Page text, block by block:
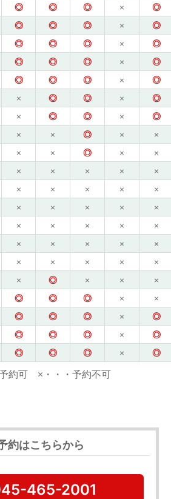
◎ ◎ ◎ ×
◎
◎ ◎ ◎ ×
◎
◎ ◎ ◎ ×
◎
◎ ◎ ◎ ×
◎
◎ ◎ ◎ ×
◎
× ◎ ◎ ×
◎
× ◎ ◎ ×
◎
× × ◎ ×
×
× × ◎ ×
×
× × × ×
×
× × × ×
×
× × × ×
×
× × × ×
×
× × × ×
×
× × × ×
×
× ◎ × ×
×
◎ ◎ ◎ ×
×
◎ ◎ ◎ ×
◎
◎ ◎ ◎ ×
◎
◎ ◎ ◎ × ◎
約可 ×・・・予約不可
約はこちらから
465-2001